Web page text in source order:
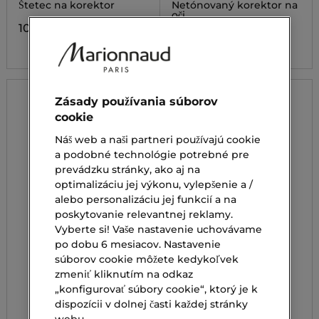
Štetec na korektor
10,90 €
Netónovaný korektor na
oči
Zásady používania súborov
cookie
Náš web a naši partneri používajú cookie
a podobné technológie potrebné pre
prevádzku stránky, ako aj na
optimalizáciu jej výkonu, vylepšenie a /
alebo personalizáciu jej funkcií a na
poskytovanie relevantnej reklamy.
Vyberte si! Vaše nastavenie uchovávame
po dobu 6 mesiacov. Nastavenie
súborov cookie môžete kedykoľvek
zmeniť kliknutím na odkaz
„konfigurovať súbory cookie“, ktorý je k
dispozícii v dolnej časti každej stránky